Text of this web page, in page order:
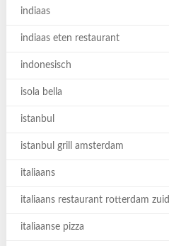
indiaas
indiaas eten restaurant
indonesisch
isola bella
istanbul
istanbul grill amsterdam
italiaans
italiaans restaurant rotterdam zuid
italiaanse pizza